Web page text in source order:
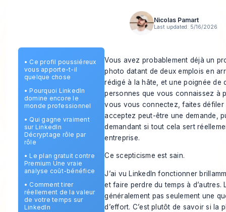
Nicolas Pamart
Last updated: 5/16/2026
• Ce profil poussiéreux
vous apporte-t-il
quelque chose
• Pourquoi LinkedIn
domine encore le
monde professionnel
• Qui gagne vraiment
sur LinkedIn
Décryptage rôle par
rôle
• Le plan gratuit contre
Premium Une vraie
analyse coût-bénéfice
• Comment tirer
réellement de la valeur
de votre temps sur
LinkedIn
Vous avez probablement déjà un
photo datant de deux emplois en
rédigé à la hâte, et une poignée de
personnes que vous connaissez à
vous vous connectez, faites défiler
acceptez peut-être une demande,
demandant si tout cela sert
entreprise.
Ce scepticisme est sain.
J’ai vu LinkedIn fonctionner
et faire perdre du temps à d’autres.
généralement pas seulement une
d’effort. C’est plutôt de savoir si la